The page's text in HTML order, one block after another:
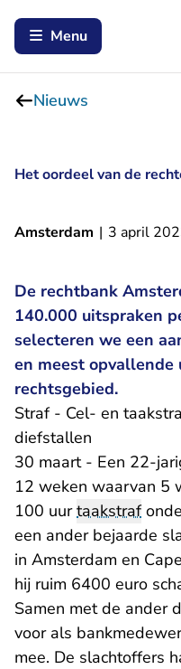
Menu
Nieuws
Het oordeel van de
Amsterdam | 3 april
De rechtbank
140.000 uitspraken
selecteren we een
en meest opvallende
rechtsgebied.
Straf - Cel- en
diefstallen
30 maart - Een 22-
12 weken waarvan 5
100 uurtaakstraf
een ander bejaarde
in Amsterdam en
hij ruim 6400 euro
Samen met de ander
voor als
mee. De slachtoffers